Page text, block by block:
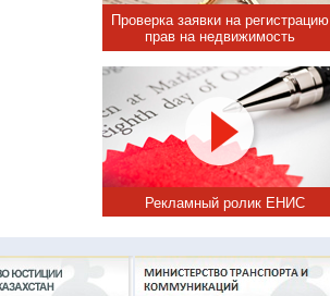
Проверка заявки на регистрацию
прав на недвижимость
Рекламный ролик ЕНИС